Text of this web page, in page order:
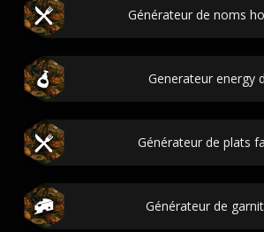
Générateur de noms
Generateur energy
Générateur de plats
Générateur de